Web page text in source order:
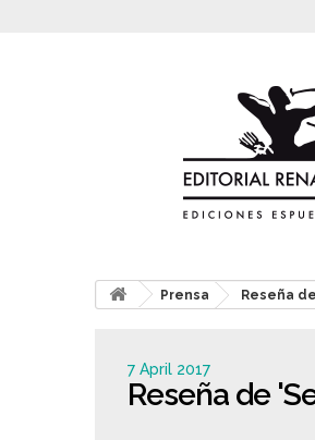
Prensa Reseña
7 April 2017
Reseña de